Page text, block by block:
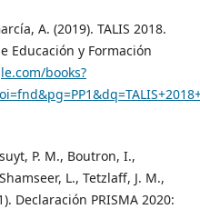
A. (2019). TALIS 2018.
Educación y Formación
books?
P. M., Boutron, I.,
L., Tetzlaff, J. M.,
Declaración PRISMA 2020: